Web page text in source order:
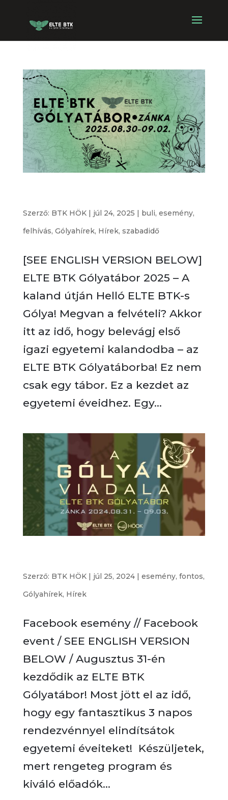
Szerző: BTK HÖK| júl 24, 2025 | buli, esemény,
felhívás, Gólyahírek, Hírek, szabadidő
[SEE ENGLISH VERSION BELOW]
ELTE BTK Gólyatábor 2025 – A
kaland útján Helló ELTE BTK-s
Gólya! Megvan a felvételi? Akkor
itt az idő, hogy belevágj első
igazi egyetemi kalandodba – az
ELTE BTK Gólyatáborba! Ez nem
csak egy tábor. Ez a kezdet az
egyetemi éveidhez. Egy...
Szerző: BTK HÖK| júl 25, 2024| esemény, fontos,
Gólyahírek, Hírek
Facebook esemény // Facebook
event / SEE ENGLISH VERSION
BELOW / Augusztus 31-én
kezdődik az ELTE BTK
Gólyatábor! Most jött el az idő,
hogy egy fantasztikus 3 napos
rendezvénnyel elindítsátok
egyetemi éveiteket! Készüljetek,
mert rengeteg program és
kiváló előadók...